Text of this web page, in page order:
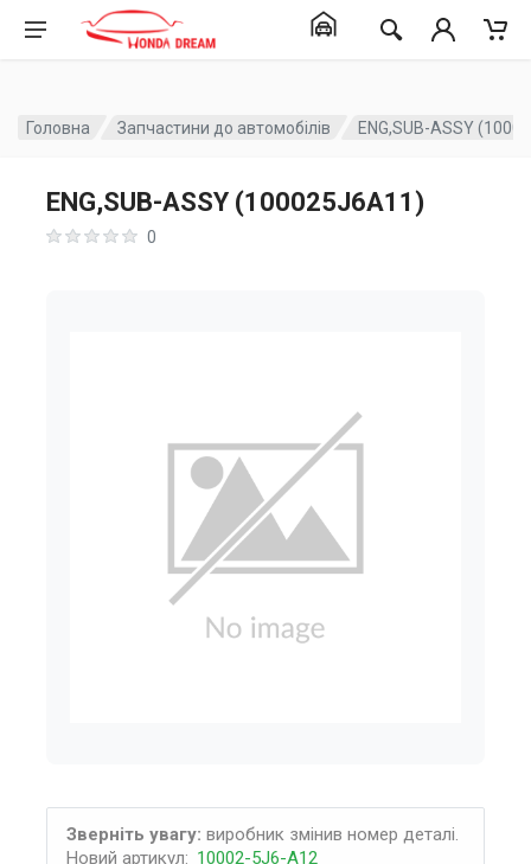
Головна Запчастини до автомобілів ENG,SUB-ASSY
ENG,SUB-ASSY (100025J6A11)
0
Зверніть увагу: виробник змінив номер деталі.
Новий артикул: 10002-5J6-A12